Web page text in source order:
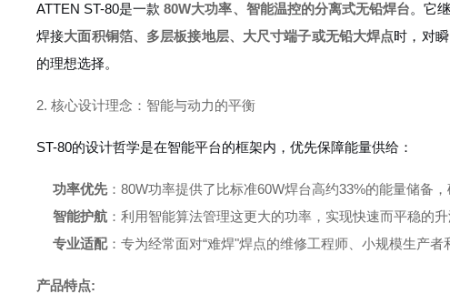
ATTEN ST-80是一款80W大功率、智能温控的分离式无铅焊台。它
焊接大面积铜箔、多层板接地层、大尺寸端子或无铅大焊点时，对
的理想选择。
2. 核心设计理念：智能与动力的平衡
ST-80的设计哲学是在智能平台的框架内，优先保障能量供给：
功率优先：80W功率提供了比标准60W焊台高约33%的能量储备
智能护航 ：利用智能算法管理这更大的功率，实现快速而平稳的
专业适配：专为经常面对“难焊"焊点的维修工程师、小规模生产者
产品特点: